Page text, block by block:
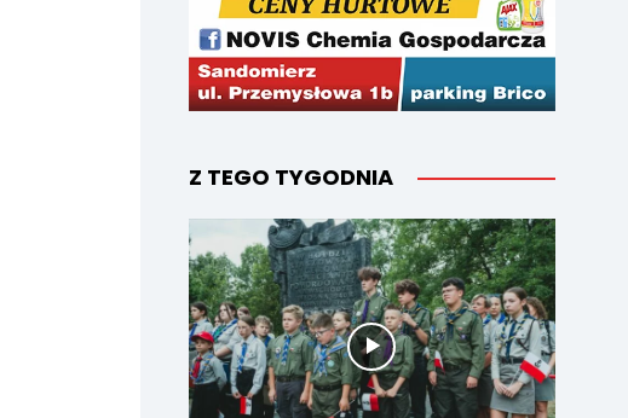
Z TEGO TYGODNIA